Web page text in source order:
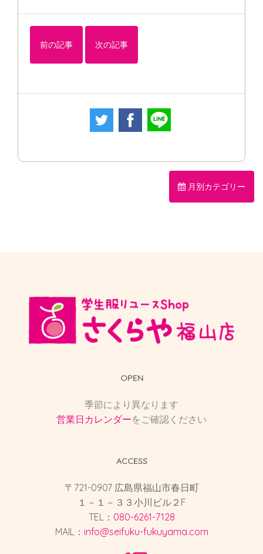
前の記事 次の記事
月別カテゴリー
OPEN
季節により異なります
営業日カレンダーをご確認ください
ACCESS
〒721-0907 広島県福山市春日町
１－１－３３小川ビル２F
TEL： 080-6261-7128
MAIL： info@seifuku-fukuyama.com